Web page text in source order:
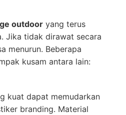
outdoor yang terus
Jika tidak dirawat secara
menurun. Beberapa
kusam antara lain:
kuat dapat memudarkan
branding. Material